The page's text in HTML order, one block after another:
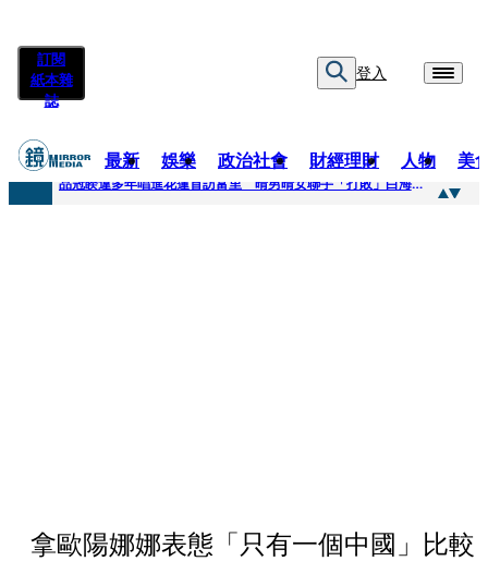
訂閱
紙本雜
誌
登入
最新 娛樂 政治社會 財經理財 人物 美
快訊
品冠睽違多年唱進花蓮首訪富里 晴男晴女聯手「打敗」白海豚颱風
拿歐陽娜娜表態「只有一個中國」比